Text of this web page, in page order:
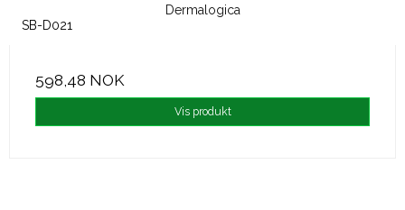
Dermalogica
SB-D021
598,48 NOK
Vis produkt